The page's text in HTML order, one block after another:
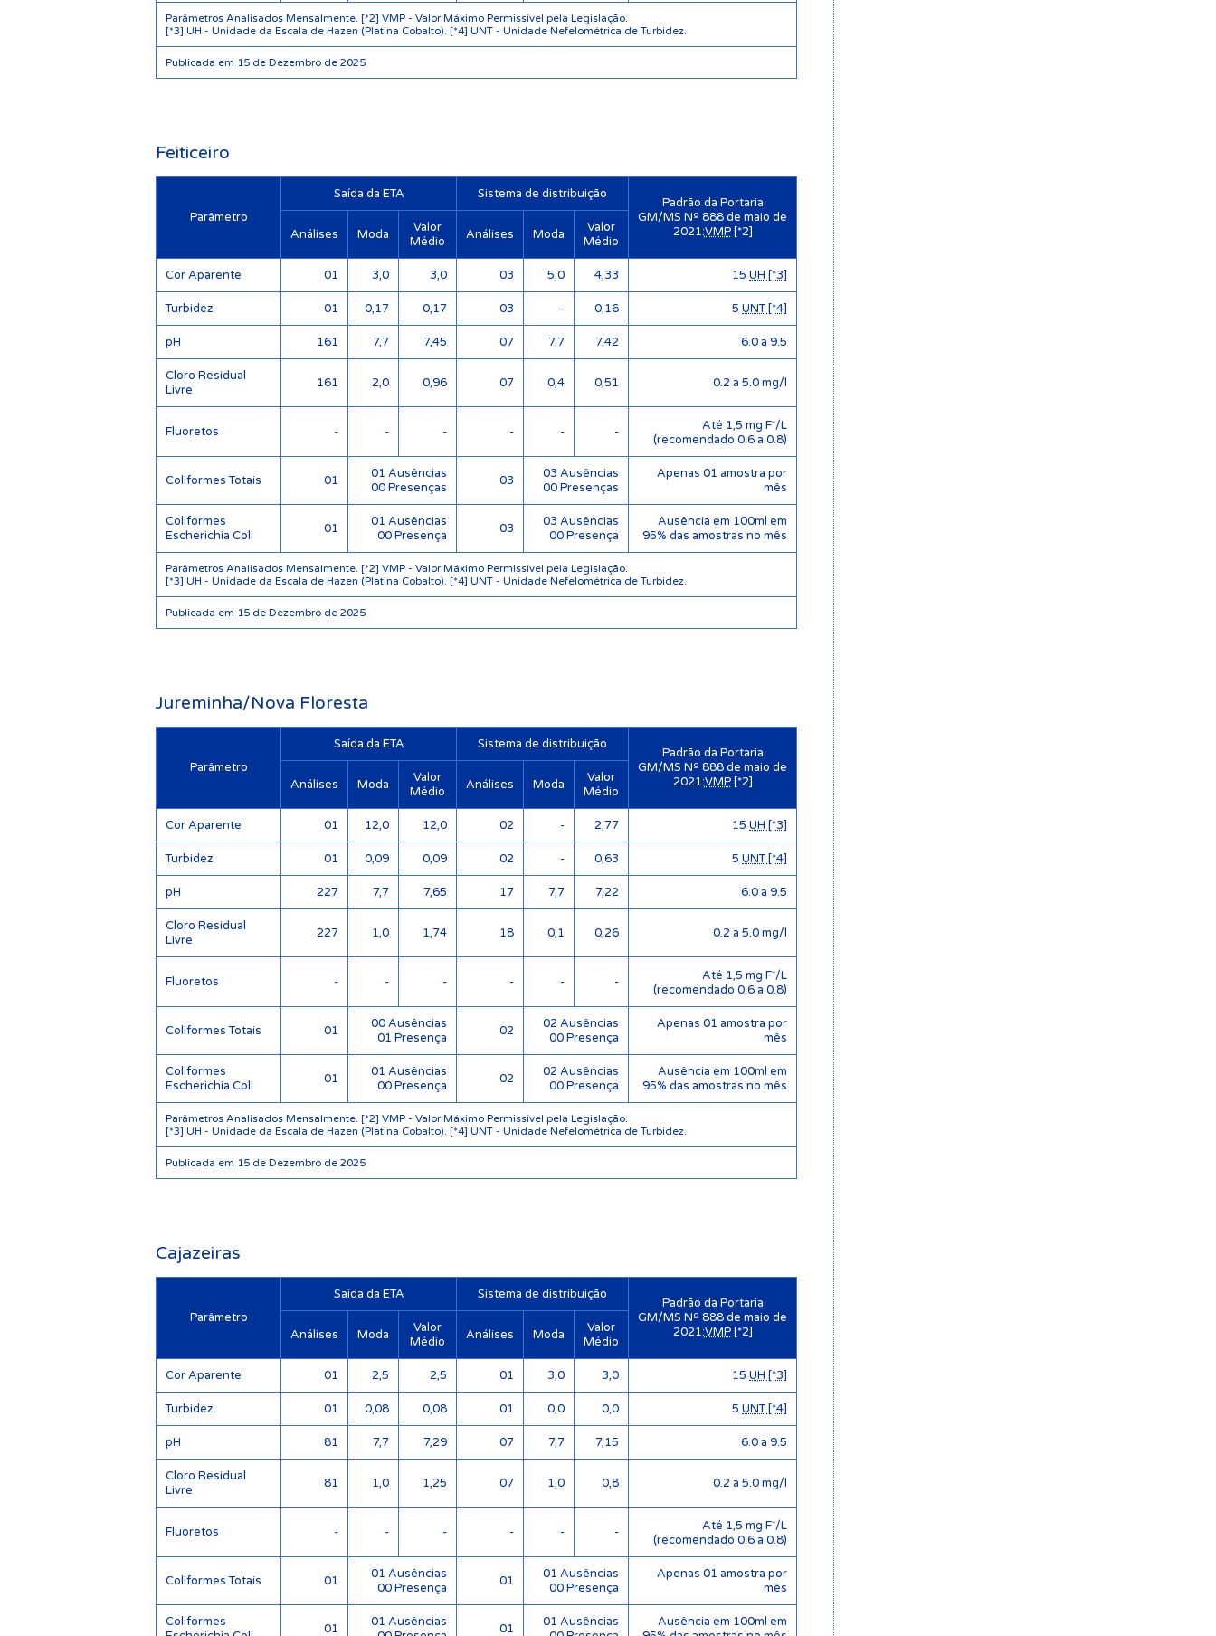
Parâmetros Analisados Mensalmente. [*2] VMP - Valor Máximo Permissível pela Legislação.
[*3] UH - Unidade da Escala de Hazen (Platina Cobalto). [*4] UNT - Unidade Nefelométrica de Turbidez.
Publicada em 15 de Dezembro de 2025
Feiticeiro
Parâmetro
Saída da ETA Sistema de distribuição
Padrão da Portaria
GM/MS Nº 888 de maio de
2021:VMP[*2]
Análises Moda
Valor
Médio
Análises Moda
Valor
Médio
Parâmetros Analisados Mensalmente. [*2] VMP - Valor Máximo Permissível pela Legislação.
[*3] UH - Unidade da Escala de Hazen (Platina Cobalto). [*4] UNT - Unidade Nefelométrica de Turbidez.
Publicada em 15 de Dezembro de 2025
Cor Aparente 01 3,0 3,0 03 5,0 4,33 15 UH [*3]
Turbidez 01 0,17 0,17 03 - 0,16 5 UNT [*4]
pH 161 7,7 7,45 07 7,7 7,42 6.0 a 9.5
Cloro Residual
Livre
161 2,0 0,96 07 0,4 0,51 0.2 a 5.0 mg/l
Fluoretos - - - - - -
Até 1,5 mg F⁻/L
(recomendado 0.6 a 0.8)
Coliformes Totais 01
01 Ausências
00 Presenças
03
03 Ausências
00 Presenças
Apenas 01 amostra por
mês
Coliformes
Escherichia Coli
01
01 Ausências
00 Presença
03
03 Ausências
00 Presença
Ausência em 100ml em
95% das amostras no mês
Jureminha/Nova Floresta
Parâmetro
Saída da ETA Sistema de distribuição
Padrão da Portaria
GM/MS Nº 888 de maio de
2021:VMP[*2]
Análises Moda
Valor
Médio
Análises Moda
Valor
Médio
Parâmetros Analisados Mensalmente. [*2] VMP - Valor Máximo Permissível pela Legislação.
[*3] UH - Unidade da Escala de Hazen (Platina Cobalto). [*4] UNT - Unidade Nefelométrica de Turbidez.
Publicada em 15 de Dezembro de 2025
Cor Aparente 01 12,0 12,0 02 - 2,77 15 UH [*3]
Turbidez 01 0,09 0,09 02 - 0,63 5 UNT [*4]
pH 227 7,7 7,65 17 7,7 7,22 6.0 a 9.5
Cloro Residual
Livre
227 1,0 1,74 18 0,1 0,26 0.2 a 5.0 mg/l
Fluoretos - - - - - -
Até 1,5 mg F⁻/L
(recomendado 0.6 a 0.8)
Coliformes Totais 01
00 Ausências
01 Presença
02
02 Ausências
00 Presença
Apenas 01 amostra por
mês
Coliformes
Escherichia Coli
01
01 Ausências
00 Presença
02
02 Ausências
00 Presença
Ausência em 100ml em
95% das amostras no mês
Cajazeiras
Parâmetro
Saída da ETA Sistema de distribuição
Padrão da Portaria
GM/MS Nº 888 de maio de
2021:VMP[*2]
Análises Moda
Valor
Médio
Análises Moda
Valor
Médio
Cor Aparente 01 2,5 2,5 01 3,0 3,0 15 UH [*3]
Turbidez 01 0,08 0,08 01 0,0 0,0 5 UNT [*4]
pH 81 7,7 7,29 07 7,7 7,15 6.0 a 9.5
Cloro Residual
Livre
81 1,0 1,25 07 1,0 0,8 0.2 a 5.0 mg/l
Fluoretos - - - - - -
Até 1,5 mg F⁻/L
(recomendado 0.6 a 0.8)
Coliformes Totais 01
01 Ausências
00 Presença
01
01 Ausências
00 Presença
Apenas 01 amostra por
mês
Coliformes
01
01 Ausências
01
01 Ausências
Ausência em 100ml em